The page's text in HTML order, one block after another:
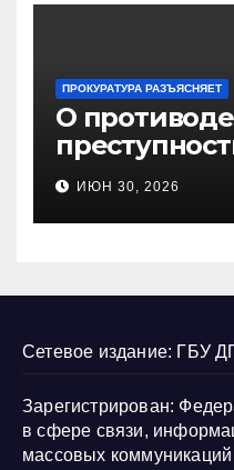
ПРОКУРАТУРА РАЗЪЯСНЯЕТ
О
нарушению
ИЮН 30, 2026
Сетевое издание: ГБУ
Зарегистрирован:
в сфере связи,
массовых